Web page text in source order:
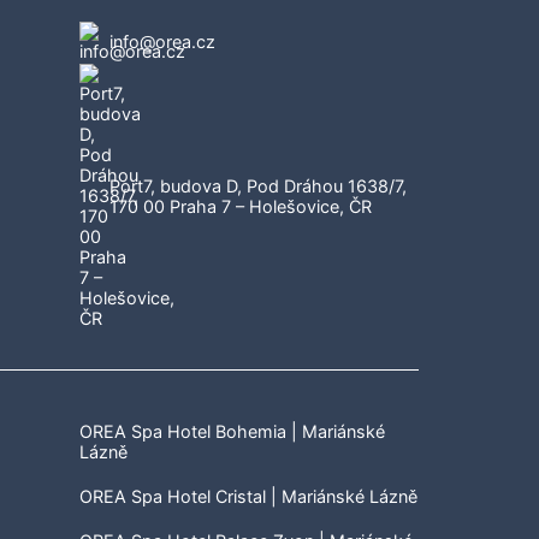
info@orea.cz
Port7, budova D, Pod Dráhou 1638/7,
170 00 Praha 7 – Holešovice, ČR
OREA Spa Hotel Bohemia | Mariánské
Lázně
OREA Spa Hotel Cristal | Mariánské Lázně